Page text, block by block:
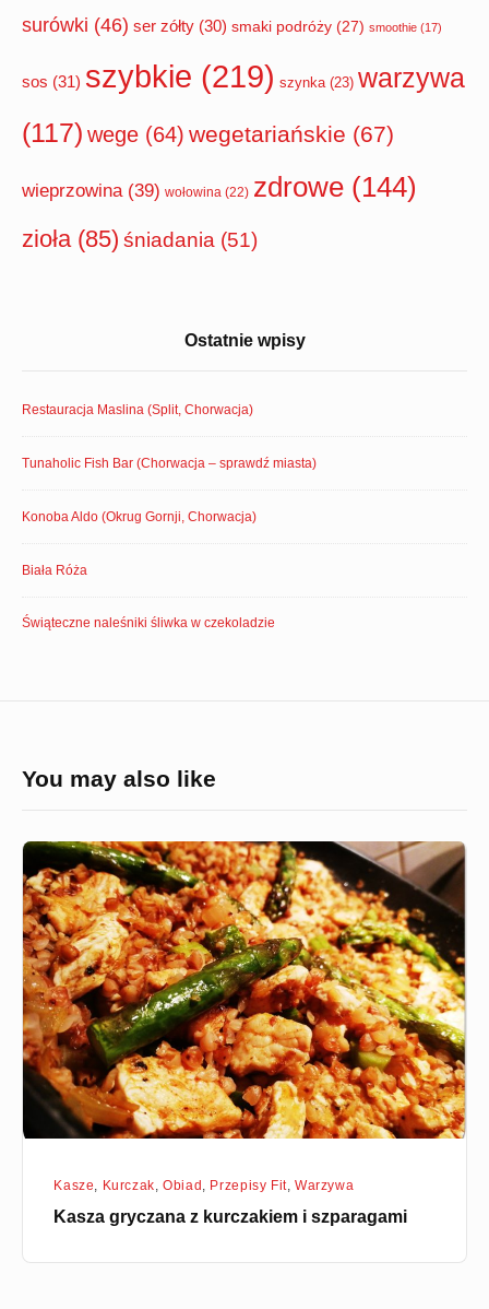
surówki (46) ser zółty (30) smaki podróży (27) smoothie (17)
sos (31) szybkie (219) szynka(23) warzywa
(117) wege (64) wegetariańskie (67)
wieprzowina(39) wołowina (22) zdrowe (144)
zioła(85) śniadania (51)
Ostatnie wpisy
Restauracja Maslina (Split, Chorwacja)
Tunaholic Fish Bar (Chorwacja – sprawdź miasta)
Konoba Aldo (Okrug Gornji, Chorwacja)
Biała Róża
Świąteczne naleśniki śliwka w czekoladzie
You may also like
Kasza
gryczana
z
kurczakiem
i
szparagami
Kasze Kurczak ,Obiad Przepisy Fit,Warzywa
Kasza gryczana z kurczakiem i szparagami